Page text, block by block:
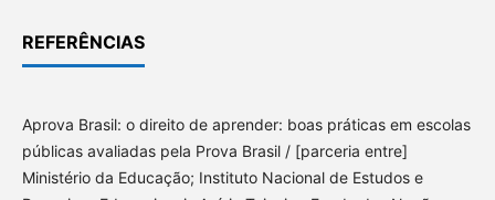
REFERÊNCIAS
Aprova Brasil: o direito de aprender: boas práticas em escolas
públicas avaliadas pela Prova Brasil / [parceria entre]
Ministério da Educação; Instituto Nacional de Estudos e